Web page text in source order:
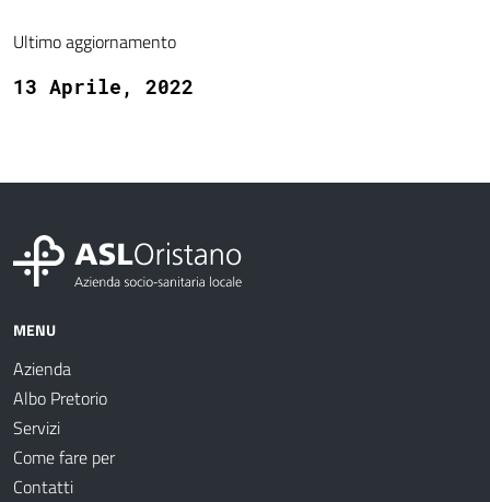
Ultimo aggiornamento
13 Aprile, 2022
MENU
Azienda
Albo Pretorio
Servizi
Come fare per
Contatti